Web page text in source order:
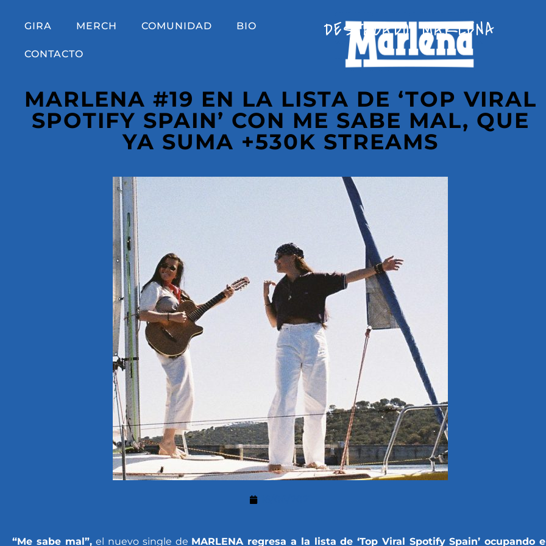
GIRA MERCH COMUNIDAD BIO
CONTACTO
DESTACADO,MARLENA
MARLENA #19 EN LA LISTA DE ‘TOP VIRAL
SPOTIFY SPAIN’ CON ME SABE MAL, QUE
YA SUMA +530K STREAMS
“Me sabe mal”,el nuevo single de MARLENA regresa a la lista de ‘Top Viral Spotify Spain’ ocupando